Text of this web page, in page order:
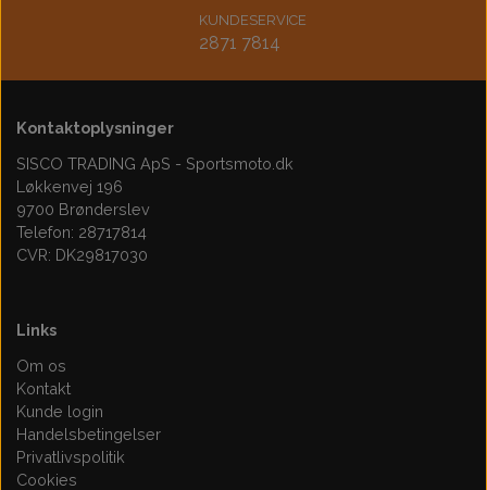
KUNDESERVICE
2871 7814
Kontaktoplysninger
SISCO TRADING ApS - Sportsmoto.dk
Løkkenvej 196
9700 Brønderslev
Telefon: 28717814
CVR: DK29817030
Links
Om os
Kontakt
Kunde login
Handelsbetingelser
Privatlivspolitik
Cookies